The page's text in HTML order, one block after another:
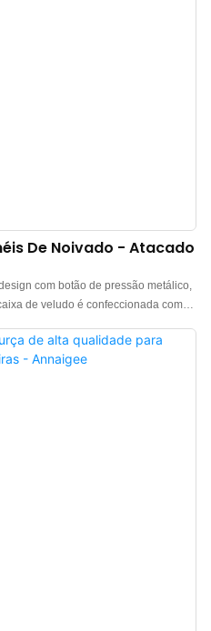
De Noivado - Atacado
com botão de pressão metálico,
de veludo é confeccionada com
que adiciona um toque de cor sempre
papel azul complementam a estética